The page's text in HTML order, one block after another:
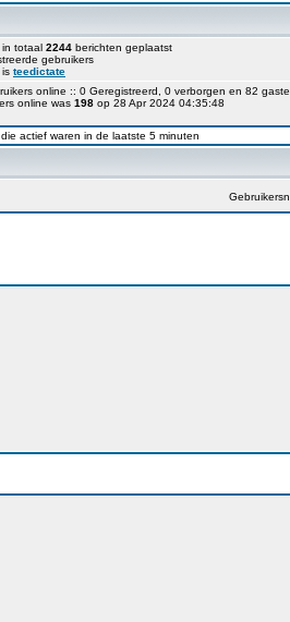
in totaal 2244 berichten geplaatst
gebruikers
is teedictate
online :: 0 Geregistreerd, 0 verborgen en 82
online was 198 op 28 Apr 2024 04:35:48
actief waren in de laatste 5 minuten